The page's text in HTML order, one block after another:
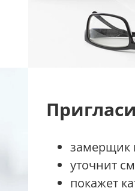
замерщик
уточнит
покажет